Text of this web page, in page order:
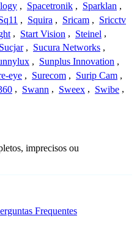
, Spacetronik , Sparklan ,
, Squira , Sricam , Sricctv
, Start Vision , Steinel ,
Sucjar , Sucura Networks ,
, Sunplus Innovation ,
eye , Surecom , Surip Cam ,
, Swann , Sweex , Swibe ,
imprecisos ou
Frequentes